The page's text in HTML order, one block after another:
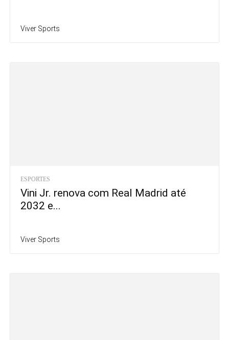
Viver Sports
ESPORTES
Vini Jr. renova com Real Madrid até
2032 e...
Viver Sports